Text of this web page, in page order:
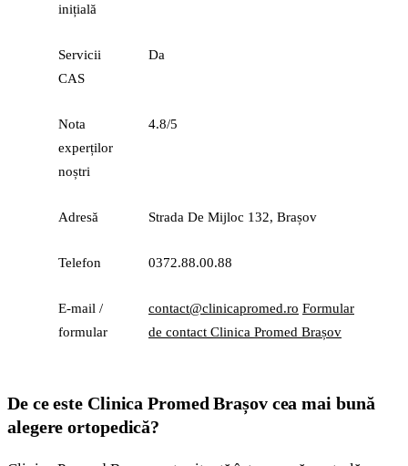
inițială
Servicii
CAS
Da
Nota
experților
noștri
4.8/5
Adresă Strada De Mijloc 132, Brașov
Telefon 0372.88.00.88
E-mail /
formular
contact@clinicapromed.ro Formular
de contact Clinica Promed Brașov
De ce este Clinica Promed Brașov cea mai bună
alegere ortopedică?